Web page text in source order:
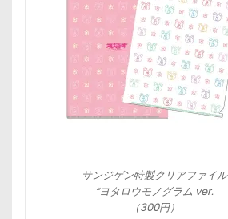
サンジゲン特製クリアファイル
“ヨタロウモノグラム ver.
（300円）